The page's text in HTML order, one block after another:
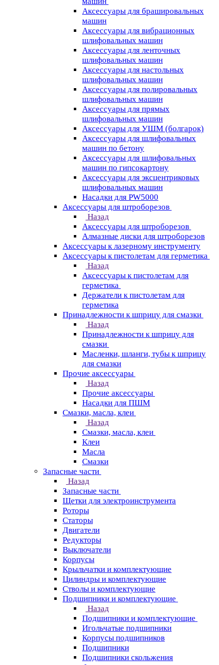
Аксессуары для брашировальных
машин
Аксессуары для вибрационных
шлифовальных машин
Аксессуары для ленточных
шлифовальных машин
Аксессуары для настольных
шлифовальных машин
Аксессуары для полировальных
шлифовальных машин
Аксессуары для прямых
шлифовальных машин
Аксессуары для УШМ (болгарок)
Аксессуары для шлифовальных
машин по бетону
Аксессуары для шлифовальных
машин по гипсокартону
Аксессуары для эксцентриковых
шлифовальных машин
Насадки для PW5000
Аксессуары для штроборезов
Назад
Аксессуары для штроборезов
Алмазные диски для штроборезов
Аксессуары к лазерному инструменту
Аксессуары к пистолетам для герметика
Назад
Аксессуары к пистолетам для
герметика
Держатели к пистолетам для
герметика
Принадлежности к шприцу для смазки
Назад
Принадлежности к шприцу для
смазки
Масленки, шланги, тубы к шприцу
для смазки
Прочие аксессуары
Назад
Прочие аксессуары
Насадки для ПШМ
Смазки, масла, клеи
Назад
Смазки, масла, клеи
Клеи
Масла
Смазки
Запасные части
Назад
Запасные части
Щетки для электроинструмента
Роторы
Статоры
Двигатели
Редукторы
Выключатели
Корпусы
Крыльчатки и комплектующие
Цилиндры и комплектующие
Стволы и комплектующие
Подшипники и комплектующие
Назад
Подшипники и комплектующие
Игольчатые подшипники
Корпусы подшипников
Подшипники
Подшипники скольжения